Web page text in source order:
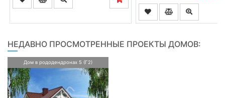
НЕДАВНО ПРОСМОТРЕННЫЕ ПРОЕКТЫ ДОМОВ:
Дом в рододендронах 5 (Г2)